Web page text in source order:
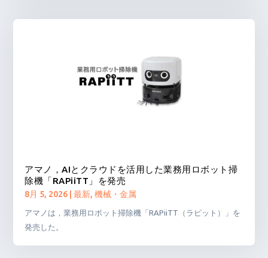
アマノ，AIとクラウドを活用した業務用ロボット掃
除機「RAPiiTT」を発売
8月 5, 2026 |最新,機械・金属
アマノは，業務用ロボット掃除機「RAPiiTT（ラピット）」を
発売した。